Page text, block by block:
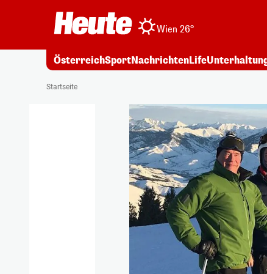
Wien 26°
ÖsterreichSportNachrichtenLife
Startseite